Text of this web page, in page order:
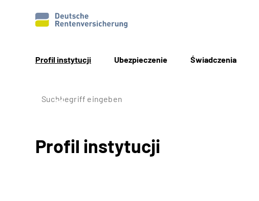
Profil instytucji Ubezpieczenie Świadczenia
Profil instytucji